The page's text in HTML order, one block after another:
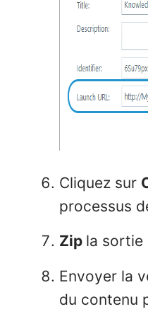
Cliquez sur
processus
Zip la sortie
Envoyer la
du contenu